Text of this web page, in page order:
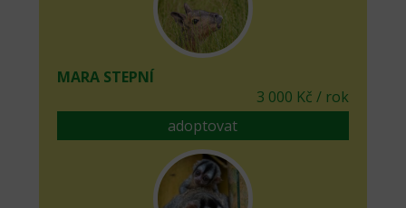
MARA STEPNÍ
3 000 Kč / rok
adoptovat